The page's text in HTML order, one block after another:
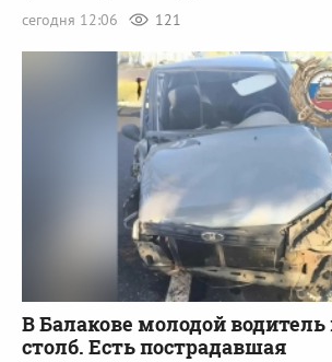
сегодня 12:06
121
В Балакове молодой
столб. Есть пострадавшая